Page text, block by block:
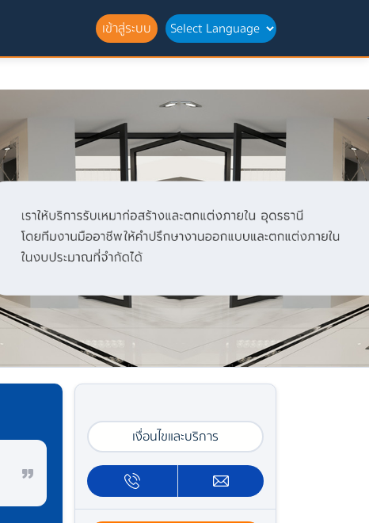
เข้าสู่ระบบ
เงื่อนไขและบริการ